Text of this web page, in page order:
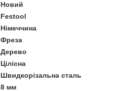
Новий
Festool
Німеччина
Фреза
Дерево
Цілісна
Швидкорізальна сталь
8 мм